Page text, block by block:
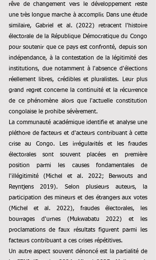
rêve de changement vers le développement reste
une très longue marche à accomplir. Dans une étude
similaire, Gabriel et al. (2022) retracent l'histoire
électorale de la République Démocratique du Congo
pour soutenir que ce pays est confronté, depuis son
indépendance, à la contestation de la légitimité des
institutions, due notamment à l'absence d'élections
réellement libres, crédibles et pluralistes. Leur plus
grand regret concerne la continuité et la récurrence
de ce phénomène alors que l'actuelle constitution
congolaise le prohibe sévèrement.
La communauté académique identifie et analyse une
pléthore de facteurs et d'acteurs contribuant à cette
crise au Congo. Les irrégularités et les fraudes
électorales sont souvent placées en première
position parmi les causes fondamentales de
l'illégitimité (Michel et al. 2022; Berwouts and
Reyntjens 2019). Selon plusieurs auteurs, la
participation des mineurs et des étrangers aux votes
(Michel et al. 2022), fraudes électorales, les
bourrages d'urnes (Mukwabatu 2022) et les
proclamations de faux résultats figurent parmi les
facteurs contribuant a ces crises répétitives.
Un autre aspect souvent dénoncé est la partialité de